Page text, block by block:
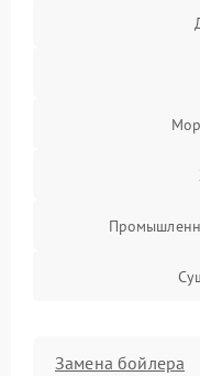
Замена бойлера